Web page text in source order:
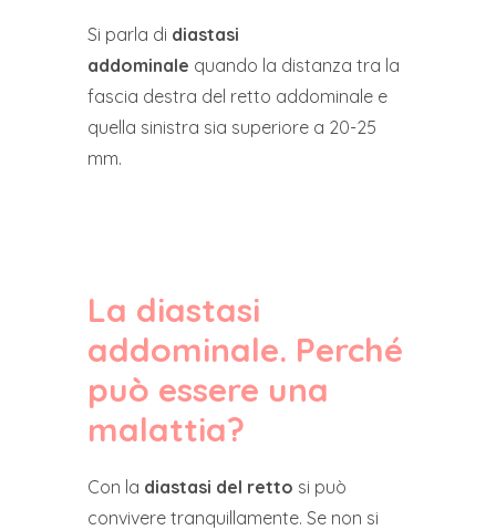
Si parla di diastasi
addominale quando la distanza tra la
fascia destra del retto addominale e
quella sinistra sia superiore a 20-25
mm.
La diastasi
addominale. Perché
può essere una
malattia?
Con la diastasi del retto si può
convivere tranquillamente. Se non si